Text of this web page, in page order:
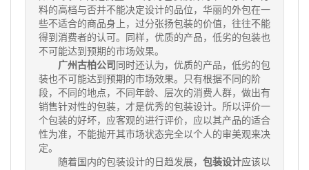
料的高档与否并不能决定设计的品位，华丽的外包在一
些不适合的商品身上，过分张扬包装的价值，往往不能
得到消费者的认可。同样，优质的产品，低劣的包装也
不可能达到预期的市场效果。
广州古柏公司 同时还认为，优质的产品，低劣的包
装也不可能达到预期的市场效果。只有根据不同的阶
段，不同的地点，不同年龄、层次的消费人群，做出有
销售针对性的包装，才是优秀的包装设计。所以评价一
个包装的好坏，应客观的进行评价，应以其产品的适合
性为准，不能抛开其市场状态完全以个人的审美观来决
定。
随着国内的包装设计的日趋发展， 包装设计应该以